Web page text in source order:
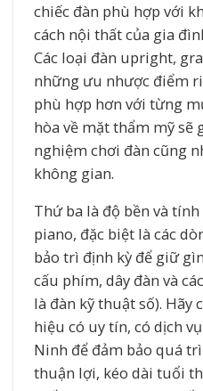
chiếc đàn phù hợp với
cách nội thất của gia
Các loại đàn upright,
những ưu nhược điểm
phù hợp hơn với từng
hòa về mặt thẩm mỹ sẽ
nghiệm chơi đàn cũng
không gian.
Thứ ba là độ bền và
piano, đặc biệt là các
bảo trì định kỳ để giữ
cấu phím, dây đàn và
là đàn kỹ thuật số).
hiệu có uy tín, có dịch
Ninh để đảm bảo quá
thuận lợi, kéo dài tuổi